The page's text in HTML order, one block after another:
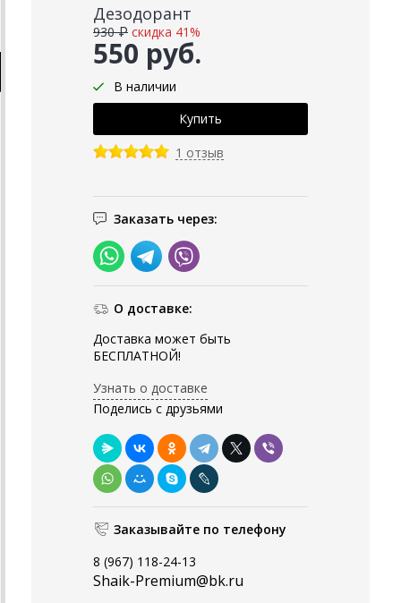
Дезодорант
550 руб.
930 ₽ скидка 41%
В наличии
1 отзыв
Заказать через:
О доставке:
Доставка может быть
БЕСПЛАТНОЙ!
Узнать о доставке
Поделись с друзьями
Заказывайте по телефону
8 (967) 118-24-13
Shaik-Premium@bk.ru